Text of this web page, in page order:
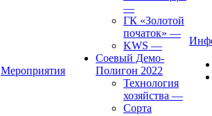
Мероприятия
—
ГК «Золотой
початок» —
KWS —
Соевый Демо-
Полигон 2022
Технология
хозяйства —
Сорта